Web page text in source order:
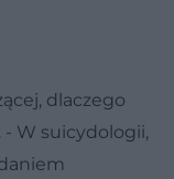
dlaczego
W suicydologii,